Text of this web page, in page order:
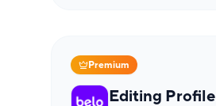
Premium
Editing Profile